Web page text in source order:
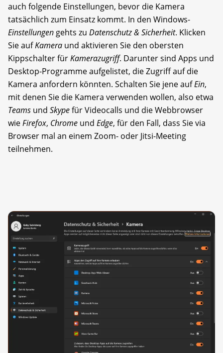
auch folgende Einstellungen, bevor die Kamera
tatsächlich zum Einsatz kommt. In den Windows-
Einstellungen gehts zu Datenschutz & Sicherheit. Klicken
Sie aufKamera und aktivieren Sie den obersten
Kippschalter fürKamerazugriff. Darunter sind Apps und
Desktop-Programme aufgelistet, die Zugriff auf die
Kamera anfordern könnten. Schalten Sie jene aufEin,
mit denen Sie die Kamera verwenden wollen, also etwa
Teams und Skypefür Videocalls und die Webbrowser
wieFirefox, Chrome und Edge, für den Fall, dass Sie via
Browser mal an einem Zoom- oder Jitsi-Meeting
teilnehmen.